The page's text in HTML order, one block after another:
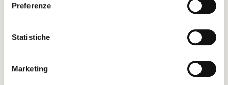
Preferenze
Statistiche
Marketing